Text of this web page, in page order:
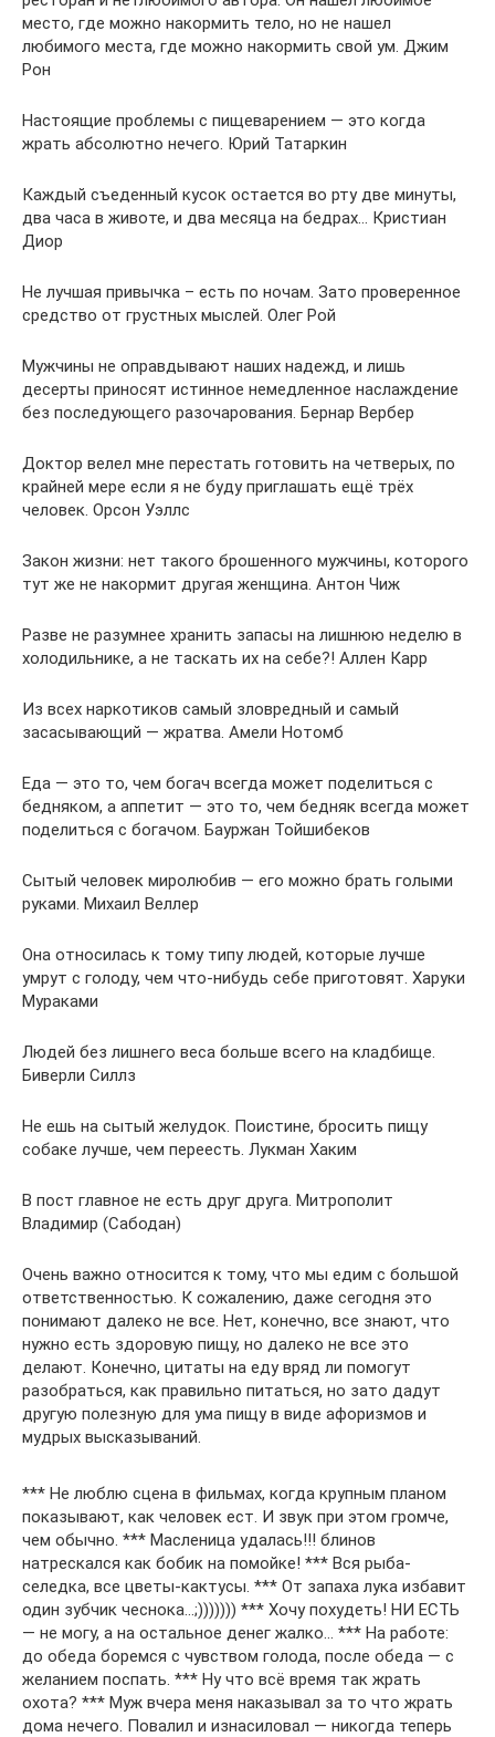
место, где можно накормить тело, но не нашел
любимого места, где можно накормить свой ум. Джим
Рон
Настоящие проблемы с пищеварением — это когда
жрать абсолютно нечего. Юрий Татаркин
Каждый съеденный кусок остается во рту две минуты,
два часа в животе, и два месяца на бедрах… Кристиан
Диор
Не лучшая привычка – есть по ночам. Зато проверенное
средство от грустных мыслей. Олег Рой
Мужчины не оправдывают наших надежд, и лишь
десерты приносят истинное немедленное наслаждение
без последующего разочарования. Бернар Вербер
Доктор велел мне перестать готовить на четверых, по
крайней мере если я не буду приглашать ещё трёх
человек. Орсон Уэллс
Закон жизни: нет такого брошенного мужчины, которого
тут же не накормит другая женщина. Антон Чиж
Разве не разумнее хранить запасы на лишнюю неделю в
холодильнике, а не таскать их на себе?! Аллен Карр
Из всех наркотиков самый зловредный и самый
засасывающий ― жратва. Амели Нотомб
Еда — это то, чем богач всегда может поделиться с
бедняком, а аппетит — это то, чем бедняк всегда может
поделиться с богачом. Бауржан Тойшибеков
Сытый человек миролюбив — его можно брать голыми
руками. Михаил Веллер
Она относилась к тому типу людей, которые лучше
умрут с голоду, чем что-нибудь себе приготовят. Харуки
Мураками
Людей без лишнего веса больше всего на кладбище.
Биверли Силлз
Не ешь на сытый желудок. Поистине, бросить пищу
собаке лучше, чем переесть. Лукман Хаким
В пост главное не есть друг друга. Митрополит
Владимир (Сабодан)
Очень важно относится к тому, что мы едим с большой
ответственностью. К сожалению, даже сегодня это
понимают далеко не все. Нет, конечно, все знают, что
нужно есть здоровую пищу, но далеко не все это
делают. Конечно, цитаты на еду вряд ли помогут
разобраться, как правильно питаться, но зато дадут
другую полезную для ума пищу в виде афоризмов и
мудрых высказываний.
*** Не люблю сцена в фильмах, когда крупным планом
показывают, как человек ест. И звук при этом громче,
чем обычно. *** Масленица удалась!!! блинов
натрескался как бобик на помойке! *** Вся рыба-
селедка, все цветы-кактусы. *** От запаха лука избавит
один зубчик чеснока…;))))))) *** Хочу похудеть! НИ ЕСТЬ
— не могу, а на остальное денег жалко… *** На работе:
до обеда боремся с чувством голода, после обеда — с
желанием поспать. *** Ну что всё время так жрать
охота? *** Муж вчера меня наказывал за то что жрать
дома нечего. Повалил и изнасиловал — никогда теперь